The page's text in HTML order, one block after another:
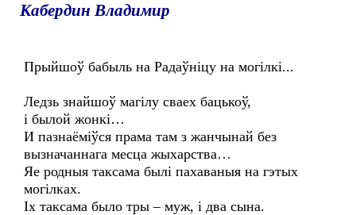
Кабердин Владимир
Прыйшоў бабыль на Радаўніцу на могілкі...
Ледзь знайшоў магілу сваех бацькоў,
і былой жонкі…
И пазнаёміўся прама там з жанчынай без
вызначаннага месца жыхарства…
Яе родныя таксама былі пахаваныя на гэтых
могілках.
Іх таксама было тры – муж, і два сына.